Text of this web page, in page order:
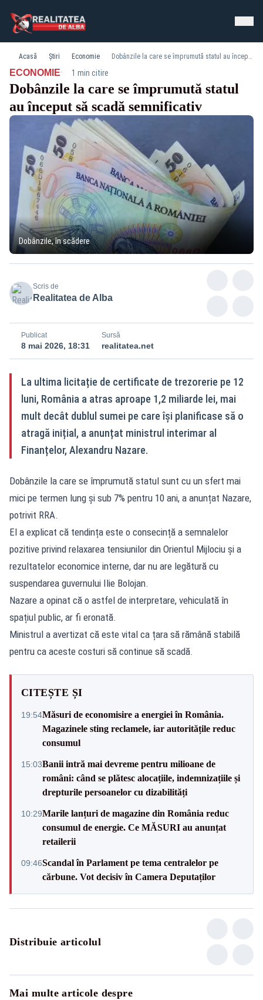
Acasă Știri Economie Dobânzile la care se împrumută statul au început să scadă semnificativ
ECONOMIE· 1 min citire
Dobânzile la care se împrumută statul
au început să scadă semnificativ
Dobânzile, în scădere
Scris de
Realitatea de Alba
Publicat
8 mai 2026, 18:31
Sursă
realitatea.net
La ultima licitație de certificate de trezorerie pe 12
luni, România a atras aproape 1,2 miliarde lei, mai
mult decât dublul sumei pe care își planificase să o
atragă inițial, a anunțat ministrul interimar al
Finanțelor, Alexandru Nazare.
Dobânzile la care se împrumută statul sunt cu un sfert mai
mici pe termen lung și sub 7% pentru 10 ani, a anunțat Nazare,
potrivit RRA.
El a explicat că tendința este o consecință a semnalelor
pozitive privind relaxarea tensiunilor din Orientul Mijlociu și a
rezultatelor economice interne, dar nu are legătură cu
suspendarea guvernului Ilie Bolojan.
Nazare a opinat că o astfel de interpretare, vehiculată în
spațiul public, ar fi eronată.
Ministrul a avertizat că este vital ca țara să rămână stabilă
pentru ca aceste costuri să continue să scadă.
CITEȘTE ȘI
19:54Măsuri de economisire a energiei în România.
Magazinele sting reclamele, iar autoritățile reduc
consumul
15:03Banii intră mai devreme pentru milioane de
români: când se plătesc alocațiile, indemnizațiile și
drepturile persoanelor cu dizabilități
10:29Marile lanțuri de magazine din România reduc
consumul de energie. Ce MĂSURI au anunțat
retailerii
09:46Scandal în Parlament pe tema centralelor pe
cărbune. Vot decisiv în Camera Deputaților
Distribuie articolul
Mai multe articole despre